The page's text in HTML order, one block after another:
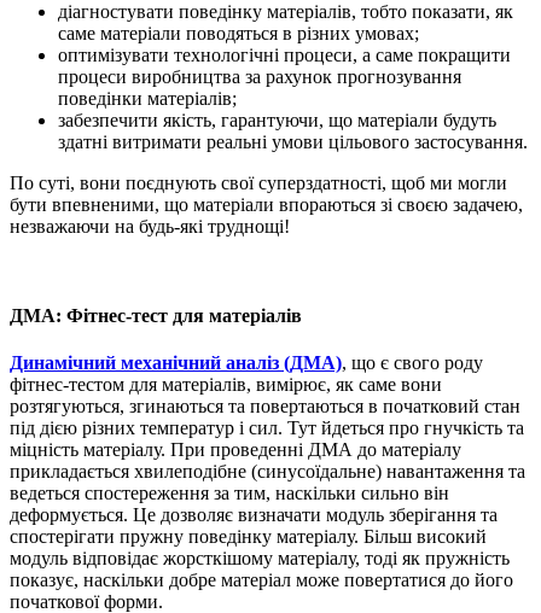
діагностувати поведінку матеріалів, тобто показати, як
саме матеріали поводяться в різних умовах;
оптимізувати технологічні процеси, а саме покращити
процеси виробництва за рахунок прогнозування
поведінки матеріалів;
забезпечити якість, гарантуючи, що матеріали будуть
здатні витримати реальні умови цільового застосування.
По суті, вони поєднують свої суперздатності, щоб ми могли
бути впевненими, що матеріали впораються зі своєю задачею,
незважаючи на будь-які труднощі!
ДМА: Фітнес-тест для матеріалів
Динамічний механічний аналіз (ДМА), що є свого роду
фітнес-тестом для матеріалів, вимірює, як саме вони
розтягуються, згинаються та повертаються в початковий стан
під дією різних температур і сил. Тут йдеться про гнучкість та
міцність матеріалу. При проведенні ДМА до матеріалу
прикладається хвилеподібне (синусоїдальне) навантаження та
ведеться спостереження за тим, наскільки сильно він
деформується. Це дозволяє визначати модуль зберігання та
спостерігати пружну поведінку матеріалу. Більш високий
модуль відповідає жорсткішому матеріалу, тоді як пружність
показує, наскільки добре матеріал може повертатися до його
початкової форми.